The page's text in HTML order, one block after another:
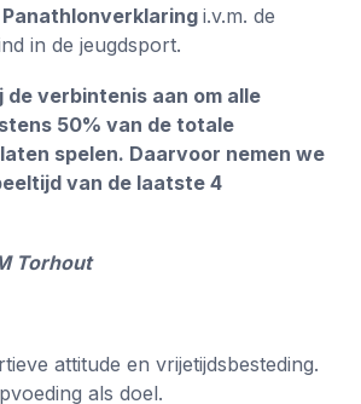
Panathlonverklaring i.v.m. de
in de jeugdsport.
de verbintenis aan om alle
50% van de totale
spelen. Daarvoor nemen we
van de laatste 4
Torhout
attitude en vrijetijdsbesteding.
als doel.